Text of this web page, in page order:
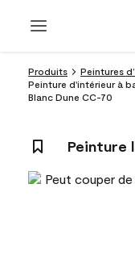
Produits
Peintures
Peinture d'intérieur à
Blanc Dune CC-70
Peinture